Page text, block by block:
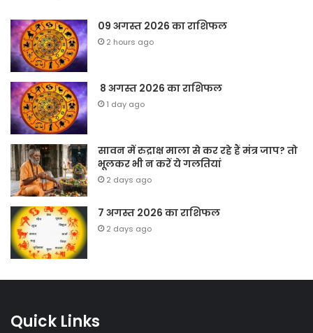
09 अगस्त 2026 का राशिफल
2 hours ago
8 अगस्त 2026 का राशिफल
1 day ago
सावन में रुद्राक्ष माला से कर रहे हैं मंत्र जाप? तो
भूलकर भी न करें ये गलतियां
2 days ago
7 अगस्त 2026 का राशिफल
2 days ago
Quick Links